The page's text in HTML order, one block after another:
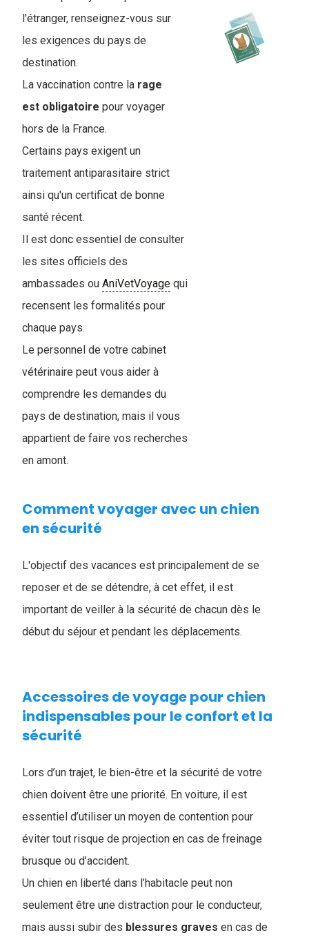
l'étranger, renseignez-vous sur
les exigences du pays de
destination.
La vaccination contre la rage
est obligatoire pour voyager
hors de la France.
Certains pays exigent un
traitement antiparasitaire strict
ainsi qu'un certificat de bonne
santé récent.
Il est donc essentiel de consulter
les sites officiels des
ambassades ou AniVetVoyage qui
recensent les formalités pour
chaque pays.
Le personnel de votre cabinet
vétérinaire peut vous aider à
comprendre les demandes du
pays de destination, mais il vous
appartient de faire vos recherches
en amont.
Comment voyager avec un chien
en sécurité
L'objectif des vacances est principalement de se
reposer et de se détendre, à cet effet, il est
important de veiller à la sécurité de chacun dès le
début du séjour et pendant les déplacements.
Accessoires de voyage pour chien
indispensables pour le confort et la
sécurité
Lors d’un trajet, le bien-être et la sécurité de votre
chien doivent être une priorité. En voiture, il est
essentiel d’utiliser un moyen de contention pour
éviter tout risque de projection en cas de freinage
brusque ou d’accident.
Un chien en liberté dans l’habitacle peut non
seulement être une distraction pour le conducteur,
mais aussi subir des blessures graves en cas de